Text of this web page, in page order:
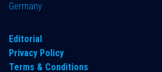
Germany
​Editorial
Privacy Policy
Terms & Conditions